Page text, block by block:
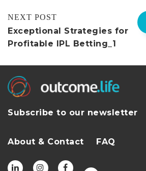
NEXT POST
Exceptional Strategies for
Profitable IPL Betting_1
Subscribe to our newsletter
About & Contact FAQ